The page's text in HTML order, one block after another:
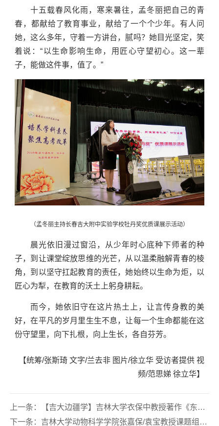
十五载春风化雨，寒来暑往，孟冬丽把自己的青
春，都献给了教育事业，献给了一个个少年。有人问
她，这么多年，守着一方讲台，腻吗？她目光坚定，笑
着说：“以生命影响生命，用匠心守望初心。这一辈
子，能做这件事，值了。”
（孟冬丽主持长春吉大附中实验学校牡丹奖优质课展示活动）
晨光依旧漫过窗沿，从少年时心底种下师者的种
子，到让课堂绽放思维的光芒，从以温柔融解青春的棱
角，到以坚守扛起教育的责任，她始终以生命为炬，以
匠心为犁，在教育的沃土上躬身耕耘。
而今，她依旧守在这片热土上，让言传身教的美
好，在平凡的岁月里生生不息，让每一个生命都能在这
份守望里，向下扎根，向上生长，各自芬芳。
【统筹/张斯琦 文字/兰去非 图片/徐立华 受访者提供 视
频/范思娣 徐立华】
上一条：
【吉大边疆学】吉林大学衣保中教授著作《东北沿边地区开发开放战略研究》
下一条： 吉林大学动物科学学院张嘉保/袁宝教授课题组联合揭示青蒿琥酯通过促进NEDD4L介导的TXNIP泛素化降解改善肝损伤新机制